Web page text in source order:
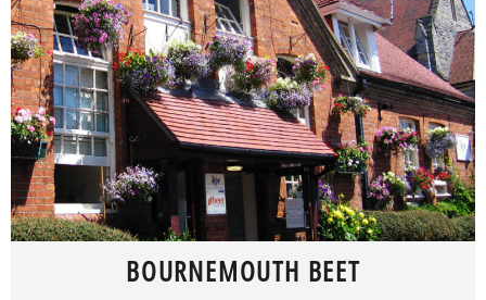
BOURNEMOUTH BEET